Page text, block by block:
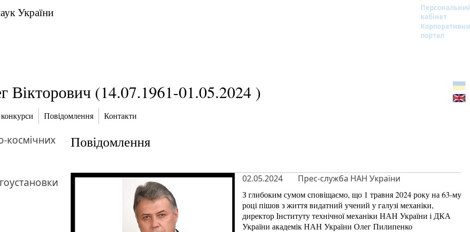
України
кабінет
портал
Вікторович (14.07.1961-01.05.2024 )
Повідомлення Контакти
космічних
Повідомлення
02.05.2024 Прес-служба НАН України
З глибоким сумом сповіщаємо, що 1 травня 2024 року на 63-му
році пішов з життя видатний учений у галузі механіки,
директор Інституту технічної механіки НАН України і ДКА
України академік НАН України Олег Пилипенко